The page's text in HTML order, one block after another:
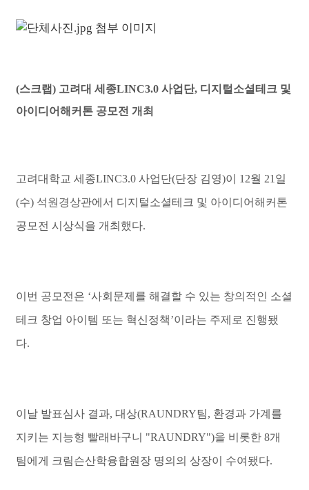
(스크랩) 고려대 세종LINC3.0 사업단, 디지털소셜테크 및
아이디어해커톤 공모전 개최
고려대학교 세종LINC3.0 사업단(단장 김영)이 12월 21 일
(수) 석원경상관에서 디지털소셜테크 및 아이디어해커톤
공모전 시상식을 개최했다.
이번 공모전은 ‘사회문제를 해결할 수 있는 창의적인 소셜
테크 창업 아이템 또는 혁신정책’이라는 주제로 진행됐
다.
이날 발표심사 결과, 대상(RAUNDRY팀, 환경과 가계를
지키는 지능형 빨래바구니 "RAUNDRY")을 비롯한 8개
팀에게 크림슨산학융합원장 명의의 상장이 수여됐다.